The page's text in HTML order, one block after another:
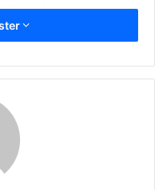
dönemlerinde tesettür
ise yaz
pantolonlar daha
kombin